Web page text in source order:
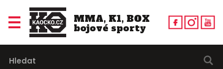
MMA, K1, BOX
bojové sporty